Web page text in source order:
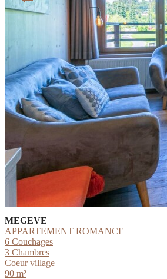
MEGEVE
APPARTEMENT ROMANCE
6 Couchages
3 Chambres
Coeur village
90 m²